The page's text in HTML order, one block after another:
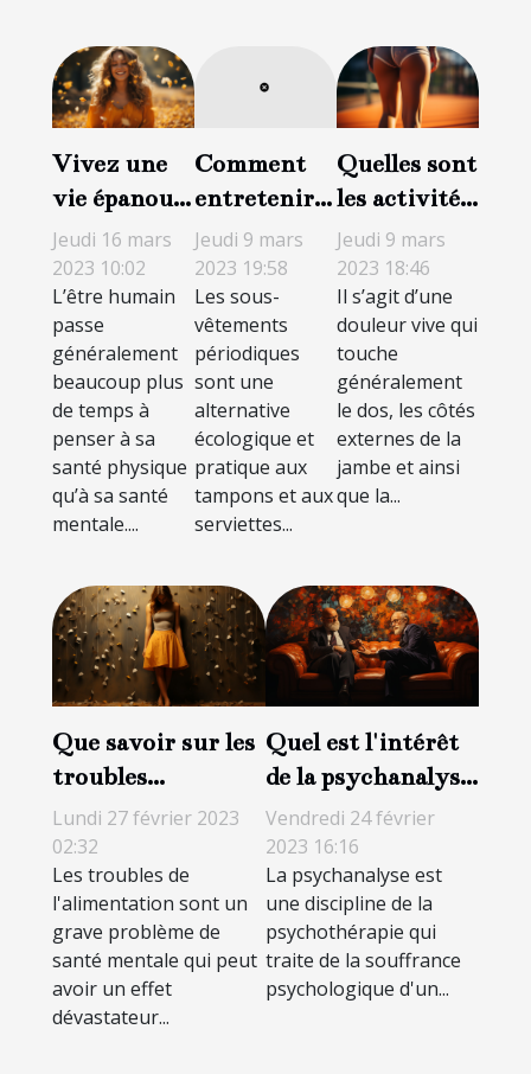
Vivez une
vie épanouie
avec moins
de stress et
de
dépression :
Découvrez
les aptitudes
à adopter
pour avoir
une bonne
santé
Jeudi 16 mars
2023 10:02
L’être humain
passe
généralement
beaucoup plus
de temps à
penser à sa
santé physique
qu’à sa santé
mentale....
Comment
entretenir
sa culotte
menstruelle
?
Jeudi 9 mars
2023 19:58
Les sous-
vêtements
périodiques
sont une
alternative
écologique et
pratique aux
tampons et aux
serviettes...
Quelles sont
les activités
sportives à
faire et à
éviter en cas
de sciatique
?
Jeudi 9 mars
2023 18:46
Il s’agit d’une
douleur vive qui
touche
généralement
le dos, les côtés
externes de la
jambe et ainsi
que la...
Que savoir sur les
troubles
alimentaires ?
Lundi 27 février 2023
02:32
Les troubles de
l'alimentation sont un
grave problème de
santé mentale qui peut
avoir un effet
dévastateur...
Quel est l'intérêt
de la psychanalyse
?
Vendredi 24 février
2023 16:16
La psychanalyse est
une discipline de la
psychothérapie qui
traite de la souffrance
psychologique d'un...